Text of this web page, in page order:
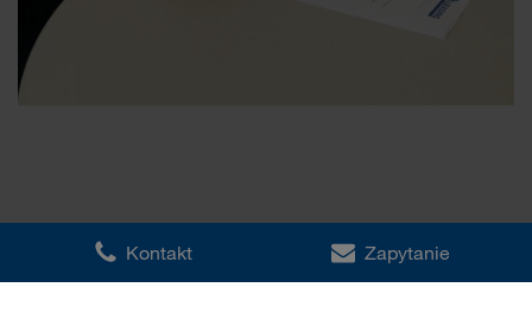
Kontakt
Kontakt Zapytanie